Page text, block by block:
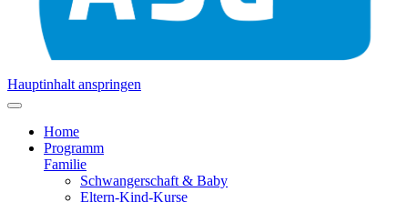
Hauptinhalt anspringen
Home
Programm
Familie
Schwangerschaft & Baby
Eltern-Kind-Kurse